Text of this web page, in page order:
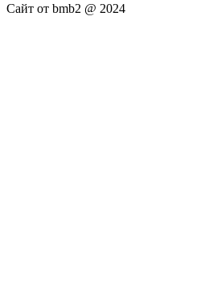
Сайт от bmb2 @ 2024